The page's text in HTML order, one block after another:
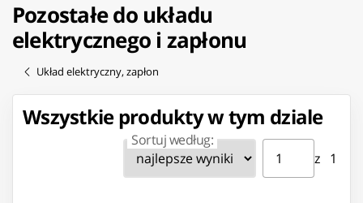
Pozostałe do układu
elektrycznego i zapłonu
Układ elektryczny, zapłon
Wszystkie produkty w tym dziale
Sortuj według: Strona ⁨1⁩ z ⁨1⁩
z ⁨1⁩
Przejdź do strony